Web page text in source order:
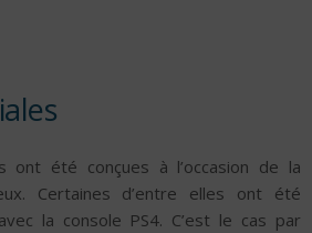
ont été conçues à l’occasion de la
Certaines d’entre elles ont été
la console PS4. C’est le cas par